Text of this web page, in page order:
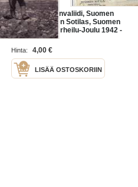
SPR,Suomen Invaliidi, Suomen
Heimo, Suomen Sotilas, Suomen
Aliupseeri ja Urheilu-Joulu 1942 -
firmalomake 6 kpl
Hinta: 4,00 €
LISÄÄ OSTOSKORIIN